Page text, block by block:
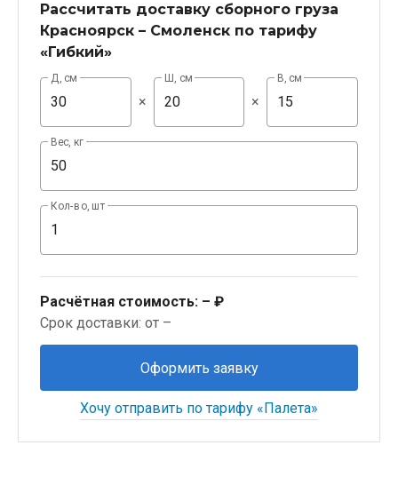
Рассчитать доставку сборного груза
Красноярск – Смоленск по тарифу
«Гибкий»
Д, см
×
Ш, см
×
В, см
Вес, кг
Кол-во, шт
Расчётная стоимость: – ₽
Срок доставки: от –
Оформить заявку
Хочу отправить по тарифу «Палета»